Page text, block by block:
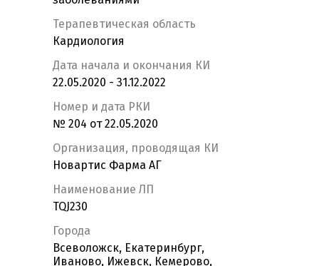
Терапевтическая область
Кардиология
Дата начала и окончания КИ
22.05.2020 - 31.12.2022
Номер и дата РКИ
№ 204 от 22.05.2020
Организация, проводящая КИ
Новартис Фарма АГ
Наименование ЛП
TQJ230
Города
Всеволожск, Екатеринбург,
Иваново, Ижевск, Кемерово,